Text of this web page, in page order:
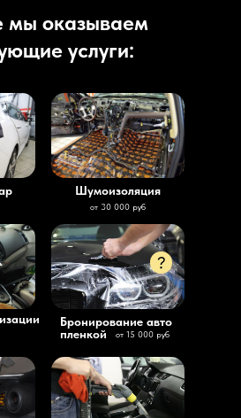
мы оказываем
услуги:
Шумоизоляция
от 30 000 руб
Бронирование авто
пленкой
от 15 000 руб